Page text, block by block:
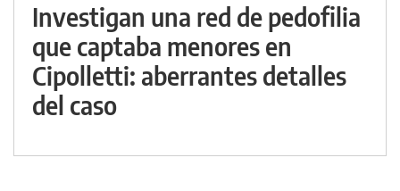
Investigan una red de pedofilia
que captaba menores en
Cipolletti: aberrantes detalles
del caso